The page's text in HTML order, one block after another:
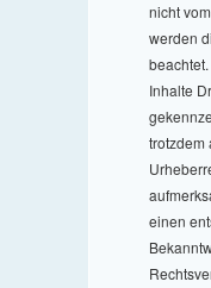
nicht
werden
Inhalte
trotzdem
einen